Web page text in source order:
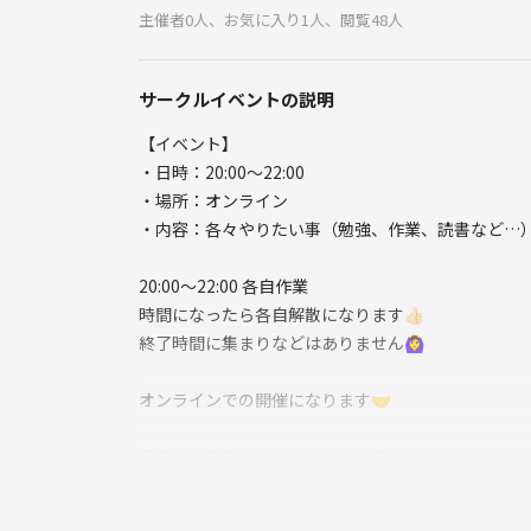
主催者0人、お気に入り1人、閲覧48人
サークルイベントの説明
【イベント】
・日時：20:00〜22:00
・場所：オンライン
・内容：各々やりたい事（勉強、作業、読書など…）
20:00～22:00 各自作業
時間になったら各自解散になります‪👍🏻
終了時間に集まりなどはありません🙆‍♀️
オンラインでの開催になります🤝